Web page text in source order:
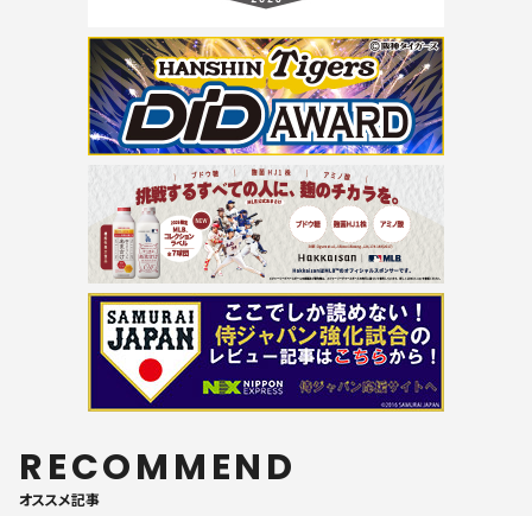
RECOMMEND
オススメ記事